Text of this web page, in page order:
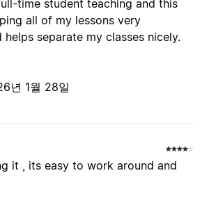
time student teaching and this
all of my lessons very
helps separate my classes nicely.
년 1월 28일
it , its easy to work around and